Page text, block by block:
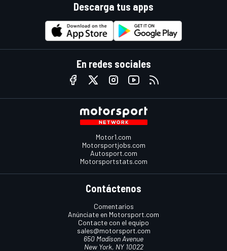
Descarga tus apps
En redes sociales
Motor1.com
Motorsportjobs.com
Autosport.com
Motorsportstats.com
Contáctenos
Comentarios
Anúnciate en Motorsport.com
Contacte con el equipo
sales@motorsport.com
650 Madison Avenue
New York, NY 10022